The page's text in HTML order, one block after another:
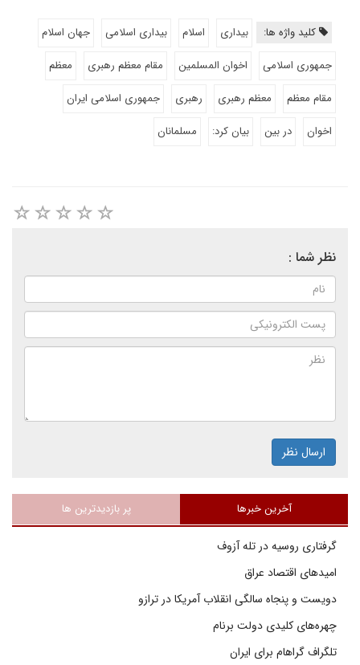
کلید واژه ها: بیداری اسلام بیداری اسلامی
جهان اسلام
جمهوری اسلامی
اخوان المسلمین مقام معظم رهبری
معظم
مقام معظم
معظم رهبری رهبری
جمهوری اسلامی ایران
اخوان
در بین بیان کرد: مسلمانان
نظر شما :
ارسال نظر
آخرین خبرها پر بازدیدترین ها
گرفتاری روسیه در تله آزوف
امیدهای اقتصاد عراق
دویست و پنجاه سالگی انقلاب آمریکا در ترازو
چهره‌های کلیدی دولت برنام
تلگراف گراهام برای ایران